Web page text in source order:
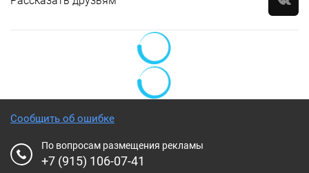
Сообщить об ошибке
По вопросам размещения рекламы
+7 (915) 106-07-41